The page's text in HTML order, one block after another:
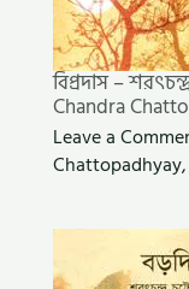
বিপ্রদাস –
Chandra
Leave a
Chattopadhyay,